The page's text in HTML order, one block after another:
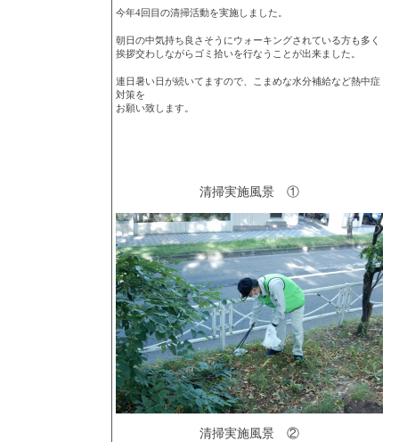
今年4回目の清掃活動を実施しました。
朝日の中気持ち良さそうにウォーキングされている方も多く
挨拶交わしながらゴミ拾いを行なうことが出来ました。
連日暑い日が続いてますので、こまめな水分補給など熱中症
対策を
お願い致します。
清掃実施風景 ①
清掃実施風景 ②